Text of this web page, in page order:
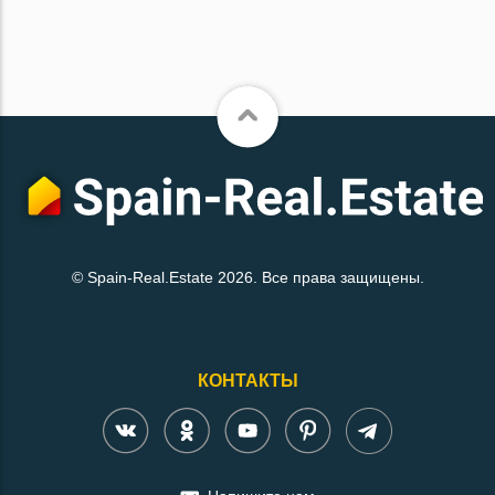
© Spain-Real.Estate 2026. Все права защищены.
КОНТАКТЫ